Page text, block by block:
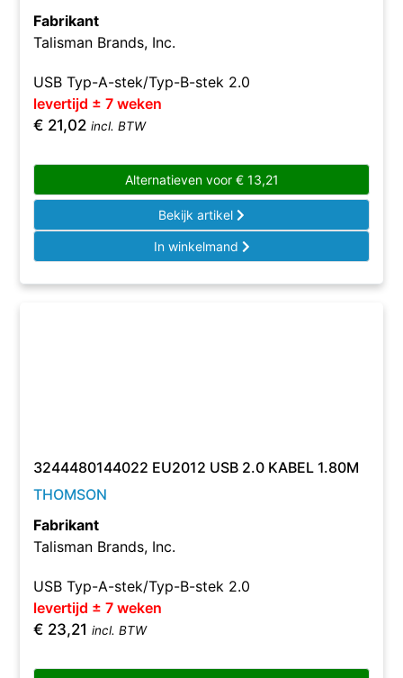
Fabrikant
Talisman Brands, Inc.
USB Typ-A-stek/Typ-B-stek 2.0
levertijd ± 7 weken
€ 21,02 incl. BTW
Alternatieven voor €13,21
Bekijk artikel
In winkelmand
3244480144022 EU2012 USB 2.0 KABEL 1.80M
THOMSON
Fabrikant
Talisman Brands, Inc.
USB Typ-A-stek/Typ-B-stek 2.0
levertijd ± 7 weken
€ 23,21 incl. BTW